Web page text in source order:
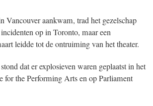
Vancouver aankwam, trad het gezelschap
op in Toronto, maar een
leidde tot de ontruiming van het theater.
dat er explosieven waren geplaatst in het
for the Performing Arts en op Parliament